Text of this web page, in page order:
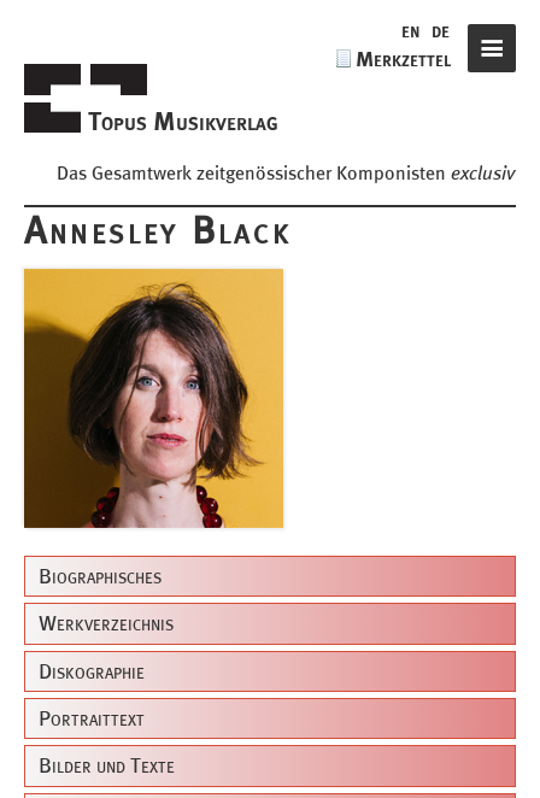
Topus Musikverlag
Das Gesamtwerk zeitgenössischer Komponisten exclusiv
de
en de
Merkzettel
Komponisten
Annesley Black
Biographisches
Werkverzeichnis
Diskographie
Portraittext
Bilder und Texte